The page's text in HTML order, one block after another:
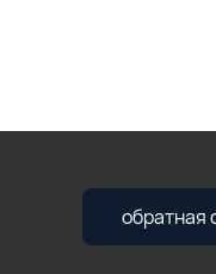
обратная